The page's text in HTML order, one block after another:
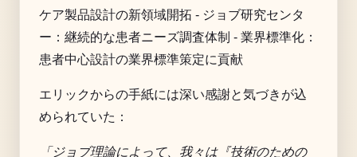
ケア製品設計の新領域開拓 - ジョブ研究センタ
ー：継続的な患者ニーズ調査体制 - 業界標準化：
患者中心設計の業界標準策定に貢献
エリックからの手紙には深い感謝と気づきが込
められていた：
「ジョブ理論によって、我々は『技術のための